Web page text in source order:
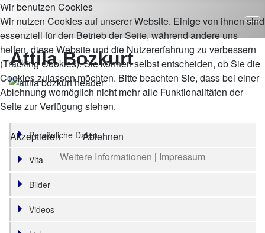
Attila Bozkurt
Persönliche Daten
Vita
Bilder
Videos
Wir benutzen Cookies
Wir nutzen Cookies auf unserer Website. Einige von ihnen sind
essenziell für den Betrieb der Seite, während andere uns
helfen, diese Website und die Nutzererfahrung zu verbessern
(Tracking Cookies). Sie können selbst entscheiden, ob Sie die
Cookies zulassen möchten. Bitte beachten Sie, dass bei einer
Ablehnung womöglich nicht mehr alle Funktionalitäten der
Seite zur Verfügung stehen.
Akzeptieren
Ablehnen
Weitere Informationen | Impressum